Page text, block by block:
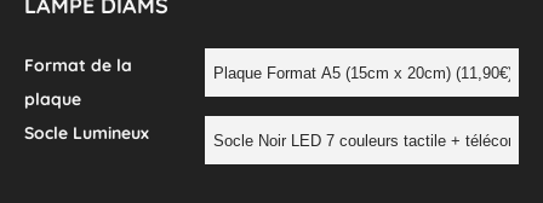
Format de la
plaque
Socle Lumineux